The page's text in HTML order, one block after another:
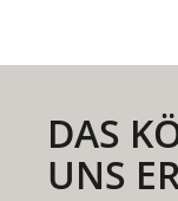
DAS
UNS